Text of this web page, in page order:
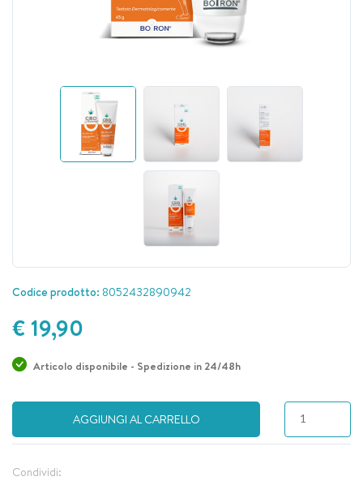
Codice prodotto: 8052432890942
€ 19,90
Articolo disponibile - Spedizione in 24/48h
AGGIUNGI AL CARRELLO
Condividi: